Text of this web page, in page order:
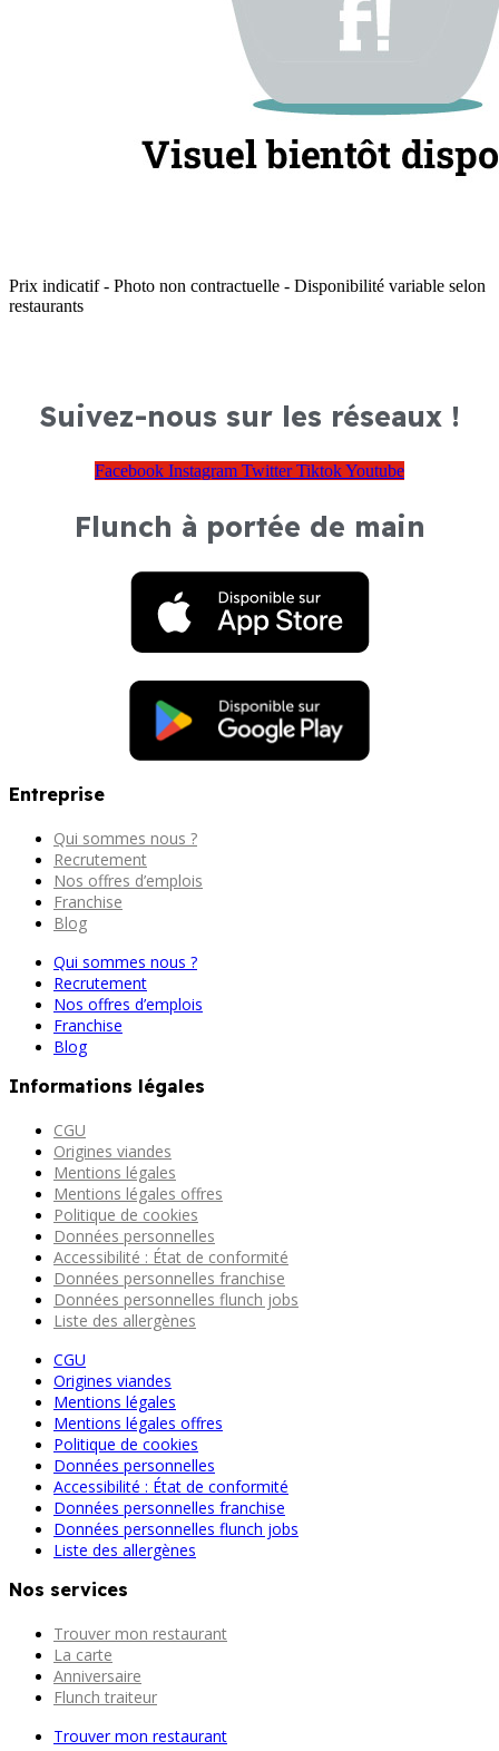
Prix indicatif - Photo non contractuelle - Disponibilité variable selon
restaurants
Suivez-nous sur les réseaux !
Facebook Instagram Twitter TiktokYoutube
Flunch à portée de main
Entreprise
Qui sommes nous ?
Recrutement
Nos offres d’emplois
Franchise
Blog
Qui sommes nous ?
Recrutement
Nos offres d’emplois
Franchise
Blog
Informations légales
CGU
Origines viandes
Mentions légales
Mentions légales offres
Politique de cookies
Données personnelles
Accessibilité : État de conformité
Données personnelles franchise
Données personnelles flunch jobs
Liste des allergènes
CGU
Origines viandes
Mentions légales
Mentions légales offres
Politique de cookies
Données personnelles
Accessibilité : État de conformité
Données personnelles franchise
Données personnelles flunch jobs
Liste des allergènes
Nos services
Trouver mon restaurant
La carte
Anniversaire
Flunch traiteur
Trouver mon restaurant